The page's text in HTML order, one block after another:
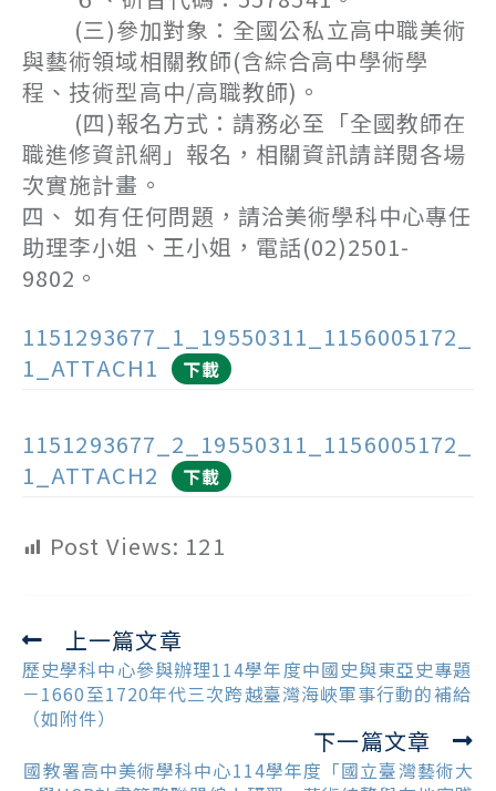
(三)參加對象：全國公私立高中職美術
與藝術領域相關教師(含綜合高中學術學
程、技術型高中/高職教師)。
(四)報名方式：請務必至「全國教師在
職進修資訊網」報名，相關資訊請詳閱各場
次實施計畫。
四、 如有任何問題，請洽美術學科中心專任
助理李小姐、王小姐，電話(02)2501-
9802。
1151293677_1_19550311_1156005172_
1_ATTACH1
下載
1151293677_2_19550311_1156005172_
1_ATTACH2
下載
Post Views: 121
Read
more
articles
上一篇文章
歷史學科中心參與辦理114學年度中國史與東亞史專題
－1660至1720年代三次跨越臺灣海峽軍事行動的補給
（如附件）
下一篇文章
國教署高中美術學科中心114學年度「國立臺灣藝術大